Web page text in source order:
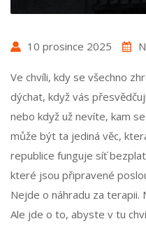
10 prosince 2025
Ve chvíli, kdy se všechno
dýchat, když vás
nebo když už nevíte, kam
může být ta jediná věc,
republice funguje síť
které jsou připravené
Nejde o náhradu za terapii.
Ale jde o to, abyste v tu